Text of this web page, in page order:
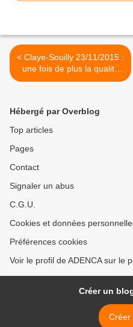
< Claye-Souilly 23/11/2015 :
une fois de plus la qualité
de l’eau potable est non
Hébergé par Overblog
Top articles
Pages
Contact
Signaler un abus
C.G.U.
Cookies et données
Préférences cookies
Voir le profil de ADENCA sur le
Créer un
Créer